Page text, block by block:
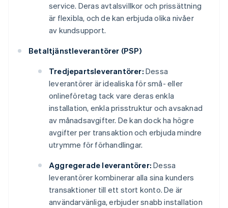
service. Deras avtalsvillkor och prissättning
är flexibla, och de kan erbjuda olika nivåer
av kundsupport.
Betaltjänstleverantörer (PSP)
Tredjepartsleverantörer: Dessa
leverantörer är idealiska för små- eller
onlineföretag tack vare deras enkla
installation, enkla prisstruktur och avsaknad
av månadsavgifter. De kan dock ha högre
avgifter per transaktion och erbjuda mindre
utrymme för förhandlingar.
Aggregerade leverantörer: Dessa
leverantörer kombinerar alla sina kunders
transaktioner till ett stort konto. De är
användarvänliga, erbjuder snabb installation